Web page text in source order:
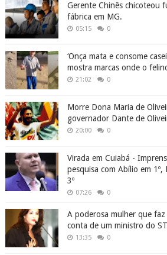
Gerente Chinês chicoteou
fábrica em MG.
05:15 0
‘Onça mata e consome
mostra marcas onde o
21:02 0
Morre Dona Maria de
governador Dante de
20:00 0
Virada em Cuiabá -
pesquisa com Abílio em
3º
07:26 0
A poderosa mulher que
conta de um ministro do
13:35 0